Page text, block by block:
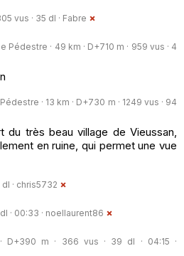
vus · 35 dl · Fabre
Pédestre · 49 km · D+710 m · 959 vus · 4
· 13 km · D+730 m · 1249 vus · 94
du très beau village de Vieussan,
en ruine, qui permet une vue
· chris5732
· 00:33 · noellaurent86
D+390 m · 366 vus · 39 dl · 04:15 ·